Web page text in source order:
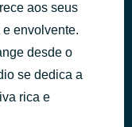
aos seus
envolvente.
desde o
se dedica a
rica e